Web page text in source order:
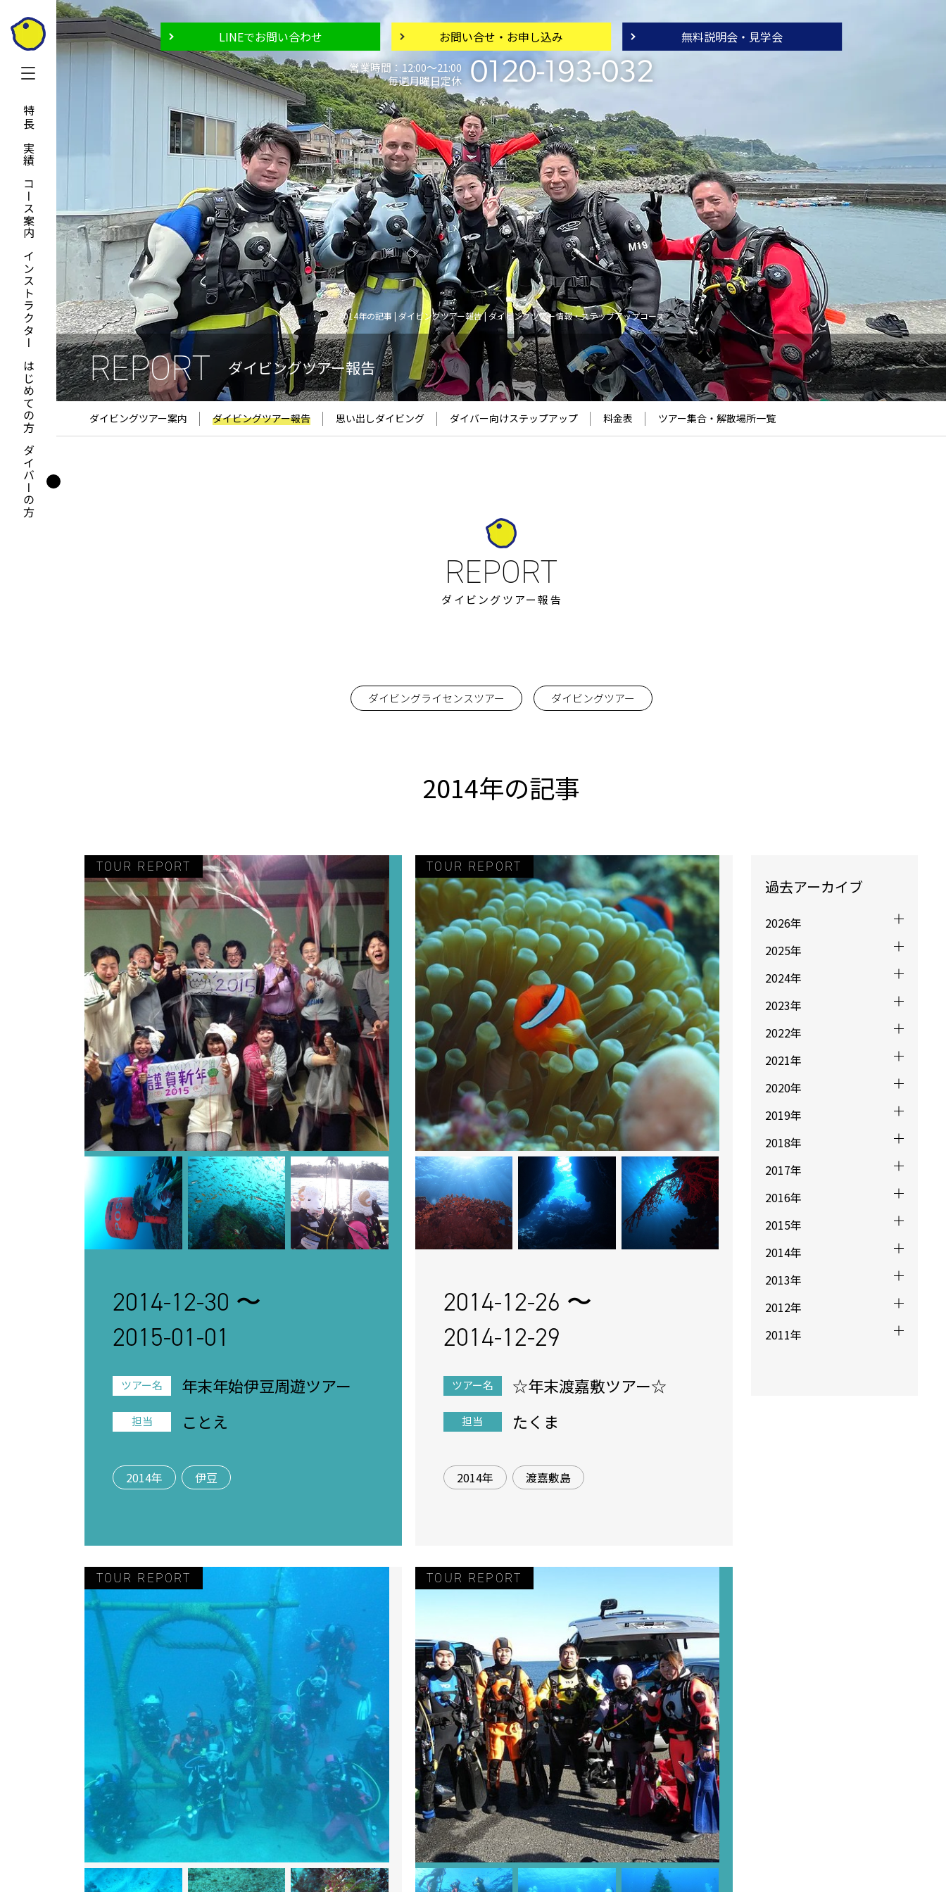
2014年の記事 | ダイビングツアー報告 | ダイビングツアー情報・ステップアップコース
LINEでお問い合わせ お問い合せ・ お申し込み 無料説明会・ 見学会
営業時間：12:00〜21:00
毎週月曜日定休 0120-193-032
特長と実績
コース案内
インストラクター
はじめての方
ダイバーの方
REPORT ダイビングツアー報告
ダイビングツアー案内 ダイビングツアー報告 思い出しダイビング ダイバー向けステップアップ 料金表 ツアー集合・解散場所一覧
ダイビングツアー報告
ダイビングライセンスツアー ダイビングツアー
2014年の記事
2014-12-30 〜
2015-01-01
ツアー名 年末年始伊豆周遊ツアー
担当 ことえ
2014年 伊豆
2014-12-26 〜
2014-12-29
ツアー名 ☆年末渡嘉敷ツアー☆
担当 たくま
2014年 渡嘉敷島
過去アーカイブ
2026年
2025年
2024年
2023年
2022年
2021年
2020年
2019年
2018年
2017年
2016年
2015年
2014年
2013年
2012年
2011年